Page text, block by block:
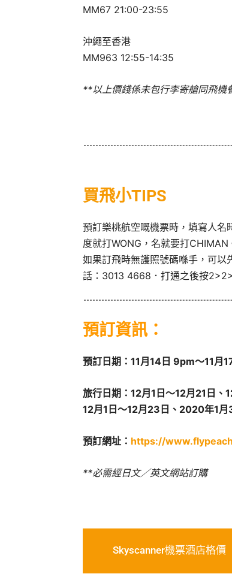
MM67 21:00-23:55
沖繩至香港
MM963 12:55-14:35
**以上價錢係未包行李寄艙同飛機
買飛小TIPS
預訂樂桃航空嘅機票時，填寫人
度就打WONG，名就要打CHIMAN
如果訂飛時無護照號碼喺手，可
話：3013 4668．打通之後按
預訂資訊：
預訂日期：11月14日 9pm～11月
旅行日期：12月1日～12月21日
12月1日～12月23日、2020年1
預訂網址： https://
**必需經日文／英文網站訂購
Skyscanner機票酒店格價